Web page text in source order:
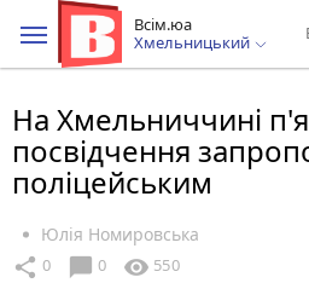
Всім.юа
Хмельницький
На Хмельниччині
посвідчення
поліцейським
Юлія Номировська
share 0 chat_bubble 0 visibility 550